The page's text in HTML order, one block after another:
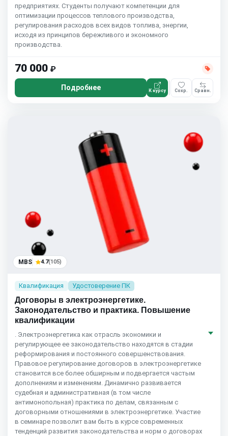
предприятиях. Студенты получают компетенции для
оптимизации процессов теплового производства,
регулирования расходов всех видов топлива, энергии,
исходя из принципов бережливого и экономного
производства.
70 000 ₽
Подробнее К курсу Сохр. Сравн.
MBS 4.7(105)
Квалификация Удостоверение ПК
Договоры в электроэнергетике.
Законодательство и практика. Повышение
квалификации
. Электроэнергетика как отрасль экономики и
регулирующее ее законодательство находятся в стадии
реформирования и постоянного совершенствования.
Правовое регулирование договоров в электроэнергетике
становится все более обширным и подвергается частым
дополнениям и изменениям. Динамично развивается
судебная и административная (в том числе
антимонопольная) практика по делам, связанным с
договорными отношениями в электроэнергетике. Участие
в семинаре позволит вам быть в курсе современных
тенденций развития законодательства и норм о договорах